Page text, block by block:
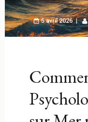
5 avril 2026